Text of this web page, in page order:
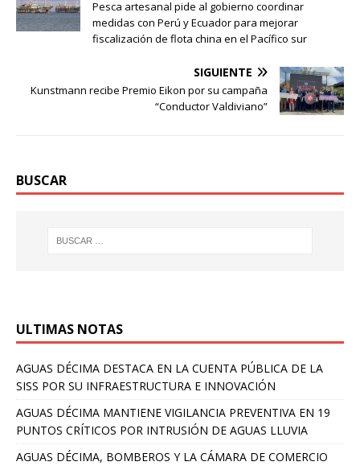
Pesca artesanal pide al gobierno coordinar
medidas con Perú y Ecuador para mejorar
fiscalización de flota china en el Pacífico sur
SIGUIENTE
Kunstmann recibe Premio Eikon por su campaña
“Conductor Valdiviano”
BUSCAR
ULTIMAS NOTAS
AGUAS DÉCIMA DESTACA EN LA CUENTA PÚBLICA DE LA
SISS POR SU INFRAESTRUCTURA E INNOVACIÓN
AGUAS DÉCIMA MANTIENE VIGILANCIA PREVENTIVA EN 19
PUNTOS CRÍTICOS POR INTRUSIÓN DE AGUAS LLUVIA
AGUAS DÉCIMA, BOMBEROS Y LA CÁMARA DE COMERCIO